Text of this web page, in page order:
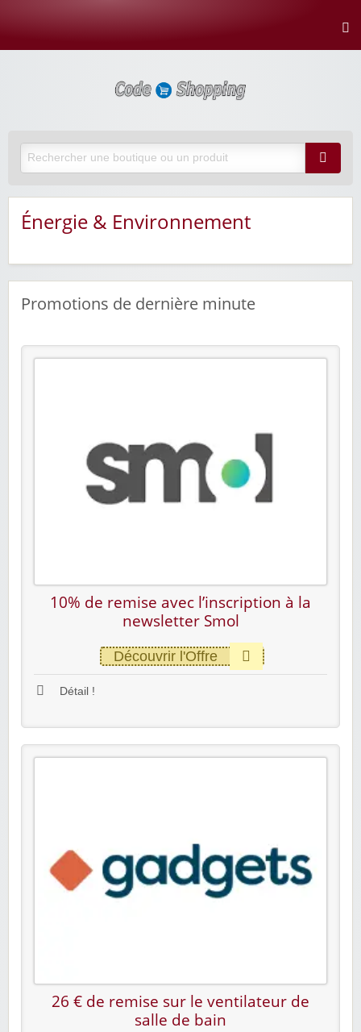
Énergie & Environnement
Promotions de dernière minute
10% de remise avec l’inscription à la
newsletter Smol
Découvrir l'Offre
Détail !
26 € de remise sur le ventilateur de
salle de bain